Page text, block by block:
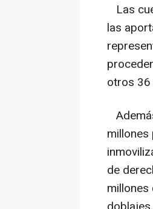
Las
las
otros 36
de